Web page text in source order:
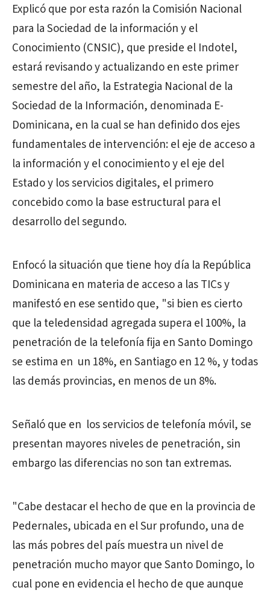
Explicó que por esta razón la Comisión Nacional
para la Sociedad de la información y el
Conocimiento (CNSIC), que preside el Indotel,
estará revisando y actualizando en este primer
semestre del año, la Estrategia Nacional de la
Sociedad de la Información, denominada E-
Dominicana, en la cual se han definido dos ejes
fundamentales de intervención: el eje de acceso a
la información y el conocimiento y el eje del
Estado y los servicios digitales, el primero
concebido como la base estructural para el
desarrollo del segundo.
Enfocó la situación que tiene hoy día la República
Dominicana en materia de acceso a las TICs y
manifestó en ese sentido que, "si bien es cierto
que la teledensidad agregada supera el 100%, la
penetración de la telefonía fija en Santo Domingo
se estima en un 18%, en Santiago en 12 %, y todas
las demás provincias, en menos de un 8%.
Señaló que en los servicios de telefonía móvil, se
presentan mayores niveles de penetración, sin
embargo las diferencias no son tan extremas.
"Cabe destacar el hecho de que en la provincia de
Pedernales, ubicada en el Sur profundo, una de
las más pobres del país muestra un nivel de
penetración mucho mayor que Santo Domingo, lo
cual pone en evidencia el hecho de que aunque